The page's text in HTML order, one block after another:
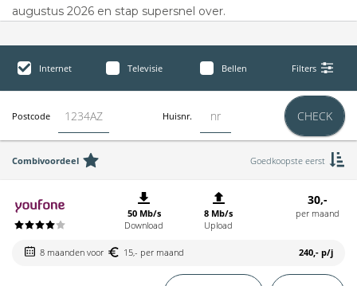
augustus 2026 en stap supersnel over.
Internet Televisie Bellen Filters
Postcode Huisnr. CHECK
Combivoordeel Goedkoopste eerst
50 Mb/s
Download
8 Mb/s
Upload
30,-
per maand
8 maanden voor 15,- per maand 240,- p/j